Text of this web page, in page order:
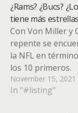
¿Rams? ¿Bucs?
tiene más
Con Von Miller y
repente se
la NFL en
los 10 primeros.
November 15, 2021
In "#listing"